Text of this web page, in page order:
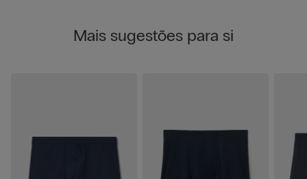
Mais sugestões para si